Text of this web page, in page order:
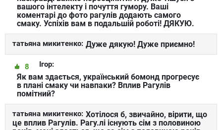
вашого інтелекту і почуття гумору. Ваші
коментарі до фото рагулів додають самого
смаку. Успіхів вам в подальшій роботі! ДЯКУЮ.
татьяна микитенко: Дуже дякую! Дуже приємно!
Ігор:
8
Як вам здається, український бомонд прогресує
в плані смаку чи навпаки? Вплив Рагулів
помітний?
татьяна микитенко: Хотілося б, звичайно, вірити, що
це вплив Рагулів. Рагу.лі існують сім з половиною